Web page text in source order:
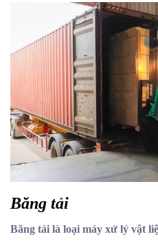
​Băng tải
Băng tải là loại máy xử lý vật